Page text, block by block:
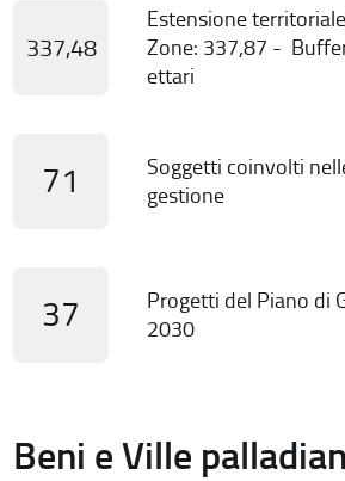
337,48
Estensione
Zone: 337,87 -
ettari
71
Soggetti coinvolti
gestione
37
Progetti del Piano di
2030
Beni e Ville